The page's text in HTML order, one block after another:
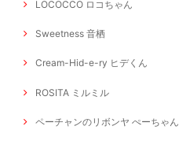
LOCOCCO ロコちゃん
Sweetness 音栖
Cream-Hid-e-ry ヒデくん
ROSITA ミルミル
ペーチャンのリボンヤ ぺーちゃん